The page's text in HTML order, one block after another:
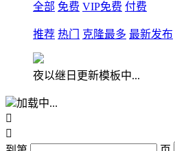
全部 免费 VIP免费 付费
推荐 热门 克隆最多 最新发布
夜以继日更新模板中...
加载中...

